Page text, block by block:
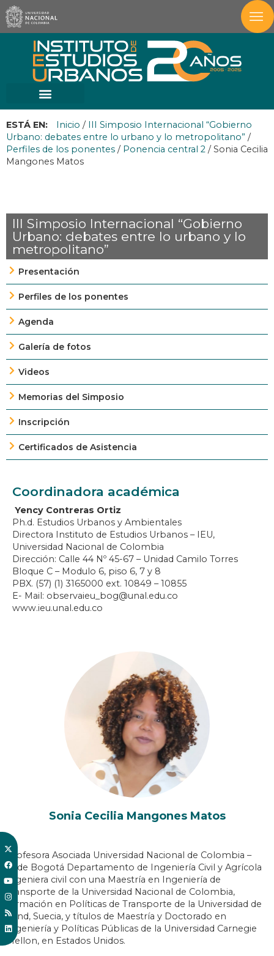
ESTÁ EN: Inicio / III Simposio Internacional “Gobierno
Urbano: debates entre lo urbano y lo metropolitano” /
Perfiles de los ponentes / Ponencia central 2 /Sonia Cecilia
Mangones Matos
III Simposio Internacional “Gobierno
Urbano: debates entre lo urbano y lo
metropolitano”
Presentación
Perfiles de los ponentes
Agenda
Galería de fotos
Videos
Memorias del Simposio
Inscripción
Certificados de Asistencia
Coordinadora académica
Yency Contreras Ortiz
Ph.d. Estudios Urbanos y Ambientales
Directora Instituto de Estudios Urbanos – IEU,
Universidad Nacional de Colombia
Dirección: Calle 44 Nº 45-67 – Unidad Camilo Torres
Bloque C – Modulo 6, piso 6, 7 y 8
PBX. (57) (1) 3165000 ext. 10849 – 10855
E- Mail: observaieu_bog@unal.edu.co
www.ieu.unal.edu.co
Sonia Cecilia Mangones Matos
Profesora Asociada Universidad Nacional de Colombia –
Sede Bogotá Departamento de Ingeniería Civil y Agrícola
Ingeniera civil con una Maestría en Ingeniería de
Transporte de la Universidad Nacional de Colombia,
formación en Políticas de Transporte de la Universidad de
Lund, Suecia, y títulos de Maestría y Doctorado en
Ingeniería y Políticas Públicas de la Universidad Carnegie
Mellon, en Estados Unidos.